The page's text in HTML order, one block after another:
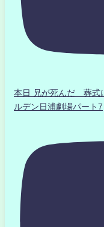
本日 兄が死んだ 葬式
ルデン日浦劇場パート7